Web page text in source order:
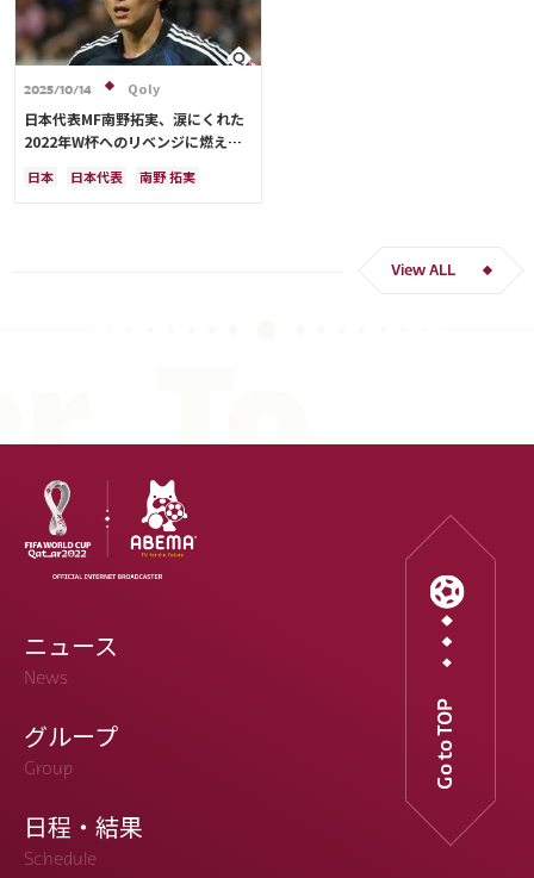
2025/10/14 Qoly
日本代表MF南野拓実、涙にくれた
2022年W杯へのリベンジに燃える
ー人生をかけた戦い」
日本 日本代表
南野 拓実
View ALL
ニュース
News
グループ
Group
日程・結果
Schedule
Go to TOP